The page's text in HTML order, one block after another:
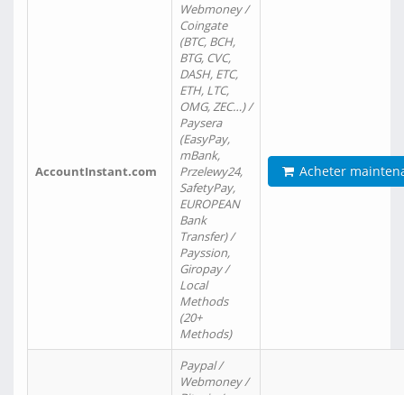
AccountInstant.com
Webmoney /
Coingate
(BTC, BCH,
BTG, CVC,
DASH, ETC,
ETH, LTC,
OMG, ZEC…) /
Paysera
(EasyPay,
mBank,
Przelewy24,
SafetyPay,
EUROPEAN
Bank
Transfer) /
Payssion,
Giropay /
Local
Methods
(20+
Methods)
Acheter
Paypal /
Webmoney /